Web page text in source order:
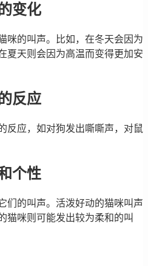
变化
咪的叫声。比如，在冬天会因为
夏天则会因为高温而变得更加安
反应
反应，如对狗发出嘶嘶声，对鼠
个性
们的叫声。活泼好动的猫咪叫声
猫咪则可能发出较为柔和的叫